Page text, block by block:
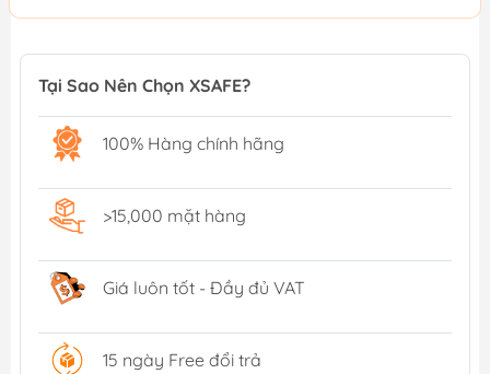
Tại Sao Nên Chọn XSAFE?
100% Hàng chính hãng
>15,000 mặt hàng
Giá luôn tốt - Đầy đủ VAT
15 ngày Free đổi trả